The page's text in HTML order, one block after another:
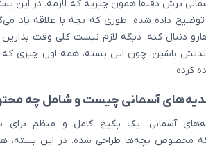
پرش دقیقا همون چیزیه که لازمه. در این
داده شده، طوری که بچه با علاقه یاد
دنبال کنه. دیگه لازم نیست کلی وقت
باشین؛ چون این بسته، همه اون چیزی
کرده.
آسمانی چیست و شامل چه
آسمانی، یک پکیج کامل و منظم برای
مخصوص بچه‌ها طراحی شده. در این بسته،